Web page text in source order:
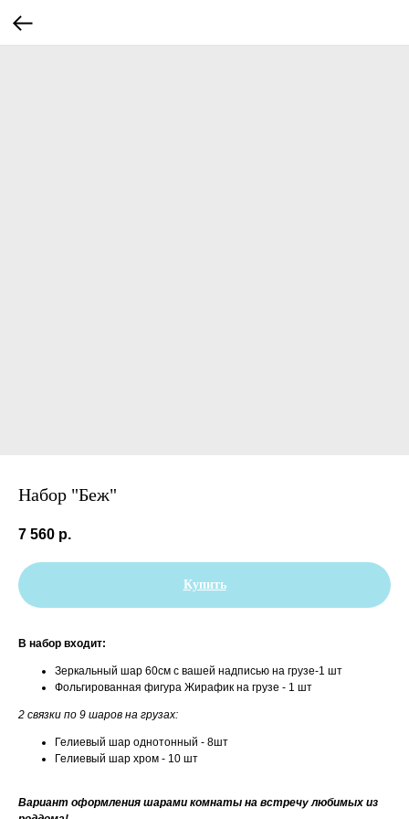
Набор "Беж"
7 560 р.
Купить
В набор входит:
Зеркальный шар 60см с вашей надписью на грузе-1 шт
Фольгированная фигура Жирафик на грузе - 1 шт
2 связки по 9 шаров на грузах:
Гелиевый шар однотонный - 8шт
Гелиевый шар хром - 10 шт
Вариант оформления шарами комнаты на встречу любимых из